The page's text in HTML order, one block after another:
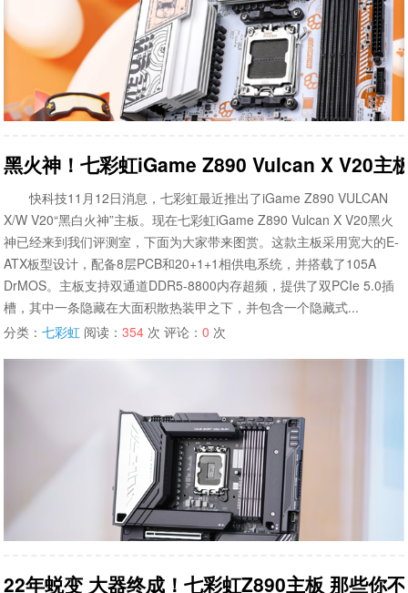
黑火神！七彩虹iGame Z890 Vulcan X V20主
快科技11月12日消息，七彩虹最近推出了iGame Z890 VULCAN
X/W V20“黑白火神”主板。现在七彩虹iGame Z890 Vulcan X V20黑火
神已经来到我们评测室，下面为大家带来图赏。这款主板采用宽大的E-
ATX板型设计，配备8层PCB和20+1+1相供电系统，并搭载了105A
DrMOS。主板支持双通道DDR5-8800内存超频，提供了双PCIe 5.0插
槽，其中一条隐藏在大面积散热装甲之下，并包含一个隐藏式...
分类：七彩虹 阅读：354 次 评论：0 次
22年蜕变 大器终成！七彩虹Z890主板 那些你